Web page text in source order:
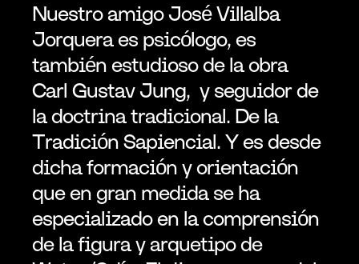
Nuestro amigo José Villalba
Jorquera es psicólogo, es
también estudioso de la obra
Carl Gustav Jung,  y seguidor de
la doctrina tradicional. De la
Tradición Sapiencial. Y es desde
dicha formación y orientación
que en gran medida se ha
especializado en la comprensión
de la figura y arquetipo de